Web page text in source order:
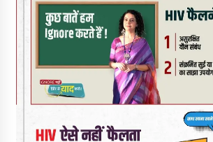
6 साल में पीएम नरेंद्र मोदी के विदेश दौरों
संसद में दी जानकारी
07/08/2026
रूपी भावा वन्यजीव अभयारण्य में फिर दिखा
हिमालयन “सीरो” कैमरे में कैद